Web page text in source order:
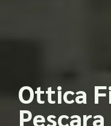
Ottica
Pescara